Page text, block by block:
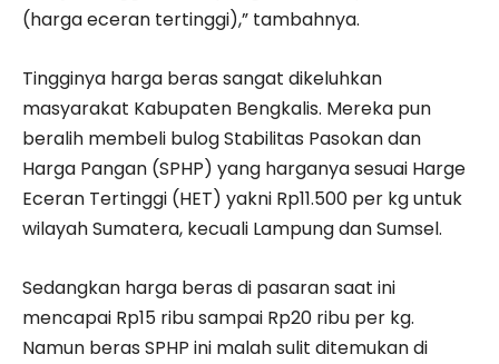
(harga eceran tertinggi),” tambahnya.
Tingginya harga beras sangat dikeluhkan
masyarakat Kabupaten Bengkalis. Mereka pun
beralih membeli bulog Stabilitas Pasokan dan
Harga Pangan (SPHP) yang harganya sesuai Harge
Eceran Tertinggi (HET) yakni Rp11.500 per kg untuk
wilayah Sumatera, kecuali Lampung dan Sumsel.
Sedangkan harga beras di pasaran saat ini
mencapai Rp15 ribu sampai Rp20 ribu per kg.
Namun beras SPHP ini malah sulit ditemukan di